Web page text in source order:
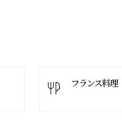
フランス料理